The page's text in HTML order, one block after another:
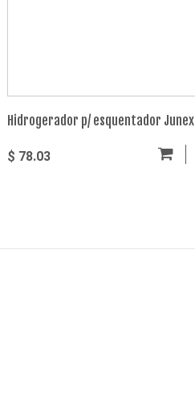
Hidrogerador p/ esquentador Junex
$ 78.03